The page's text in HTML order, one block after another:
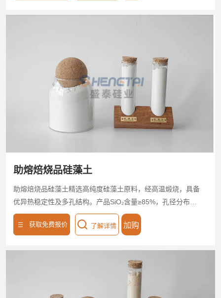
助熔焙烧品硅藻土
助熔焙烧品硅藻土精选高纯度硅藻土原料，经高温煅烧，具备
优异热稳定性及多孔结构。产品SiO₂含量≥85%，孔径分布均
匀，比表面积达40-60m²/g。适用于食品，饮料，医药，化工
等领域。助熔焙烧品硅藻土煅烧工艺环保无毒，符合工业安全
获取免费报价 了解详情 加购